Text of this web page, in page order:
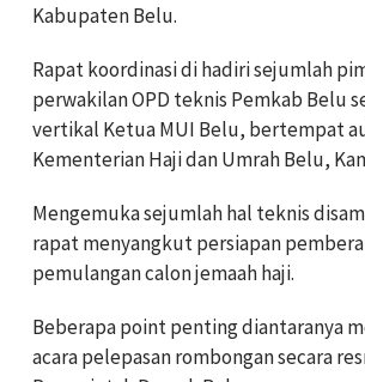
Kabupaten Belu.
Rapat koordinasi di hadiri sejumlah
perwakilan OPD teknis Pemkab Belu
vertikal Ketua MUI Belu, bertempat
Kementerian Haji dan Umrah Belu,
Mengemuka sejumlah hal teknis
rapat menyangkut persiapan
pemulangan calon jemaah haji.
Beberapa point penting diantaranya
acara pelepasan rombongan secara